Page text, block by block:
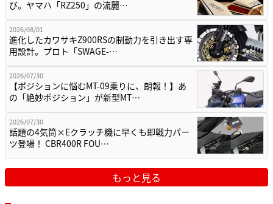
び。ヤマハ「RZ250」の流麗…
2026/08/01
進化したカワサキZ900RSの制動力を引き出す専
用設計。プロト「SWAGE-…
2026/07/30
【ポジションに悩むMT-09乗りに、朗報！】あ
の「絶妙ポジション」が新型MT…
2026/07/30
話題の4気筒×Eクラッチ機に早くも即戦力パー
ツ登場！ CBR400R FOU…
もっと見る